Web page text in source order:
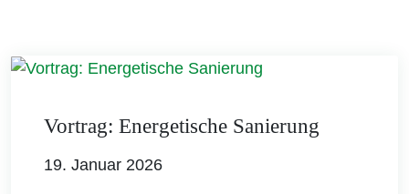
Vortrag: Energetische Sanierung
19. Januar 2026